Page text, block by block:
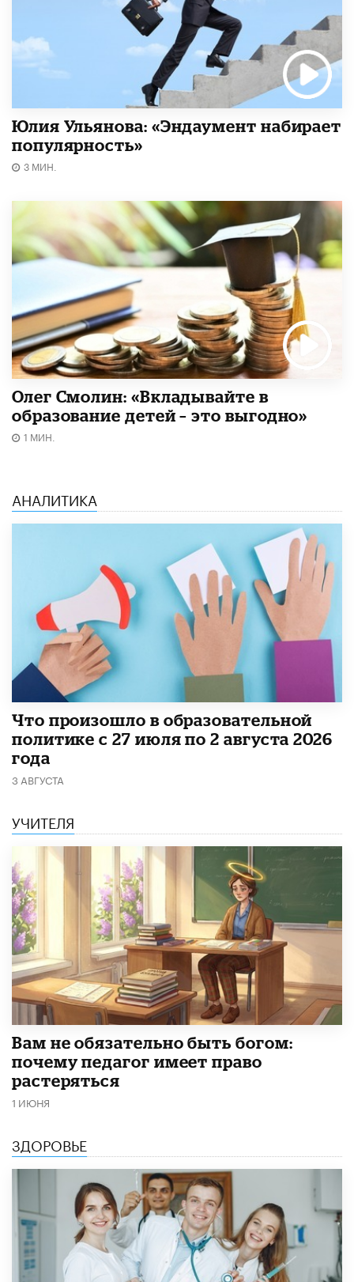
Юлия Ульянова: «Эндаумент набирает
популярность»
3 МИН.
Олег Смолин: «Вкладывайте в
образование детей – это выгодно»
1 МИН.
АНАЛИТИКА
​Что произошло в образовательной
политике с 27 июля по 2 августа 2026
года
3 АВГУСТА
УЧИТЕЛЯ
​Вам не обязательно быть богом:
почему педагог имеет право
растеряться
1 ИЮНЯ
ЗДОРОВЬЕ